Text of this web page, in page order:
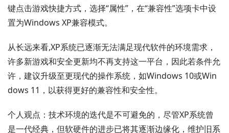
键点击游戏快捷方式，选择“属性”，在“兼容性”选项卡中设
置为Windows XP兼容模式。
从长远来看,XP系统已逐渐无法满足现代软件的环境需求，
许多新游戏和安全更新均不再支持这一平台，因此若条件允
许，建议升级至更现代的操作系统，如Windows 10或Win
dows 11，以获得更好的兼容性和安全性。
个人观点：技术环境的迭代是不可避免的，尽管XP系统曾
是一代经典，但软硬件的进步已将其逐渐边缘化，维护旧系